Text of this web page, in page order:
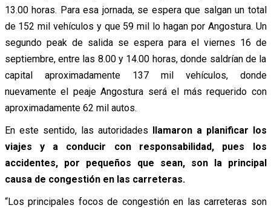
13.00 horas. Para esa jornada, se espera que salgan un total
de 152 mil vehículos y que 59 mil lo hagan por Angostura. Un
segundo peak de salida se espera para el viernes 16 de
septiembre, entre las 8.00 y 14.00 horas, donde saldrían de la
capital aproximadamente 137 mil vehículos, donde
nuevamente el peaje Angostura será el más requerido con
aproximadamente 62 mil autos.
En este sentido, las autoridades llamaron a planificar los
viajes y a conducir con responsabilidad, pues los
accidentes, por pequeños que sean, son la principal
causa de congestión en las carreteras.
“Los principales focos de congestión en las carreteras son